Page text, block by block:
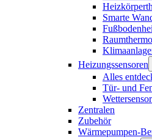
Smarte
Heizungssensoren
Alles
Tür- und
Zentralen
Zubehör
Wärmepumpen-